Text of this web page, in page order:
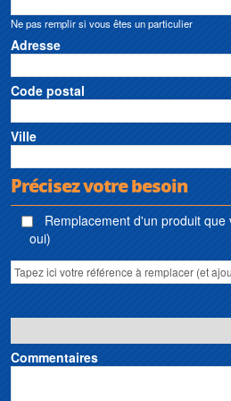
Broyeur sanitaire Sundstrand • Pumpen
Ne pas remplir si vous êtes un particulier
Adresse
Code postal
Ville
Précisez votre besoin
Remplacement d'un produit
oui)
Commentaires